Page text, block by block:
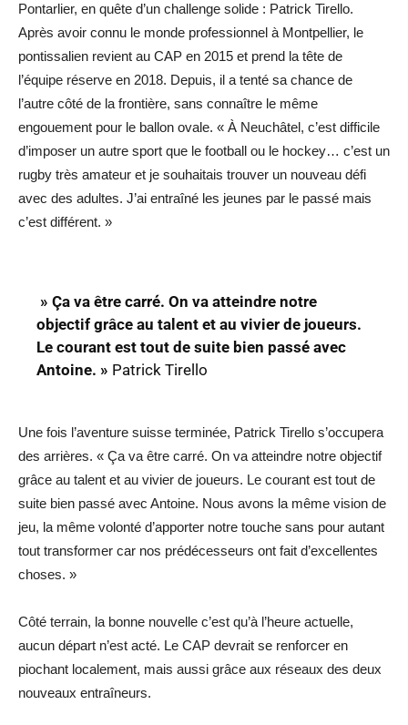
Pontarlier, en quête d’un challenge solide : Patrick Tirello.
Après avoir connu le monde professionnel à Montpellier, le
pontissalien revient au CAP en 2015 et prend la tête de
l’équipe réserve en 2018. Depuis, il a tenté sa chance de
l’autre côté de la frontière, sans connaître le même
engouement pour le ballon ovale. « À Neuchâtel, c’est difficile
d’imposer un autre sport que le football ou le hockey… c’est un
rugby très amateur et je souhaitais trouver un nouveau défi
avec des adultes. J’ai entraîné les jeunes par le passé mais
c’est différent. »
» Ça va être carré. On va atteindre notre
objectif grâce au talent et au vivier de joueurs.
Le courant est tout de suite bien passé avec
Antoine. » Patrick Tirello
Une fois l’aventure suisse terminée, Patrick Tirello s’occupera
des arrières. « Ça va être carré. On va atteindre notre objectif
grâce au talent et au vivier de joueurs. Le courant est tout de
suite bien passé avec Antoine. Nous avons la même vision de
jeu, la même volonté d’apporter notre touche sans pour autant
tout transformer car nos prédécesseurs ont fait d’excellentes
choses. »
Côté terrain, la bonne nouvelle c’est qu’à l’heure actuelle,
aucun départ n’est acté. Le CAP devrait se renforcer en
piochant localement, mais aussi grâce aux réseaux des deux
nouveaux entraîneurs.